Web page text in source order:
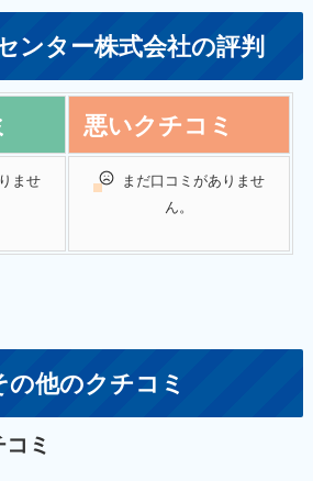
ンター株式会社の評判
悪いクチコミ
ませ
まだ口コミがありませ
ん。
の他のクチコミ
ミ